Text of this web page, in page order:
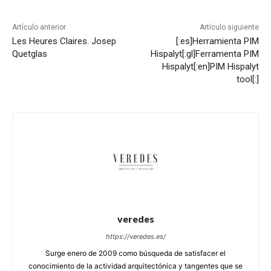
Artículo anterior
Les Heures Claires. Josep
Quetglas
Artículo siguiente
[:es]Herramienta PIM
Hispalyt[:gl]Ferramenta PIM
Hispalyt[:en]PIM Hispalyt
tool[:]
veredes
https://veredes.es/
Surge enero de 2009 como búsqueda de satisfacer el
conocimiento de la actividad arquitectónica y tangentes que se